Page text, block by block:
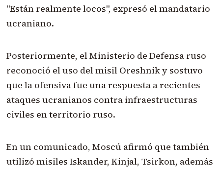
"Están realmente locos", expresó el mandatario
ucraniano.
Posteriormente, el Ministerio de Defensa ruso
reconoció el uso del misil Oreshnik y sostuvo
que la ofensiva fue una respuesta a recientes
ataques ucranianos contra infraestructuras
civiles en territorio ruso.
En un comunicado, Moscú afirmó que también
utilizó misiles Iskander, Kinjal, Tsirkon, además